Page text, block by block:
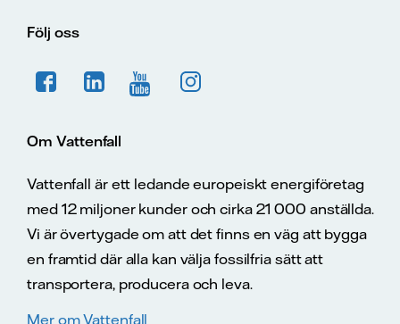
Följ oss
Om Vattenfall
Vattenfall är ett ledande europeiskt energiföretag
med 12 miljoner kunder och cirka 21 000 anställda.
Vi är övertygade om att det finns en väg att bygga
en framtid där alla kan välja fossilfria sätt att
transportera, producera och leva.
Mer om Vattenfall